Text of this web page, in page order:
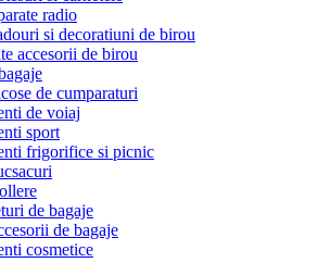
radio
si decoratiuni de birou
accesorii de birou
de cumparaturi
de voiaj
sport
frigorifice si picnic
de bagaje
de bagaje
cosmetice